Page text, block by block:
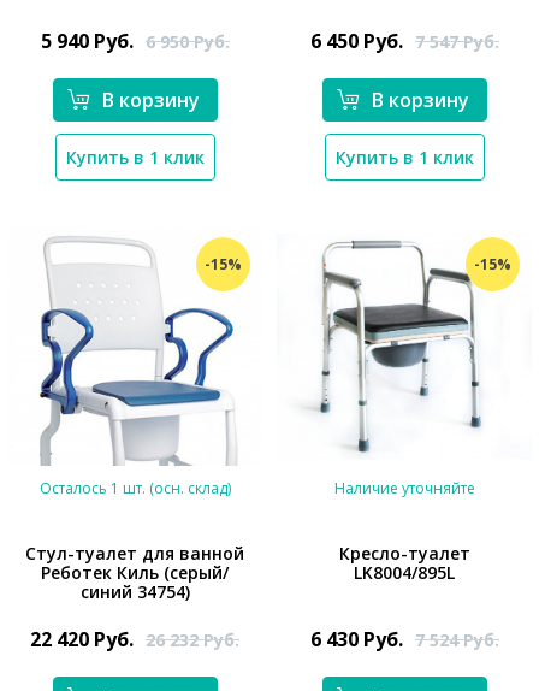
5 940 Руб. 6 950Руб.
В корзину
Купить в 1 клик
6 450 Руб. 7 547Руб.
В корзину
Купить в 1 клик
-15%
Осталось 1 шт. (осн. склад)
Стул-туалет для ванной
Реботек Киль (серый/
синий 34754)
22 420 Руб. 26 232Руб.
-15%
*}
Наличие уточняйте
Кресло-туалет
LK8004/895L
6 430 Руб. 7 524Руб.